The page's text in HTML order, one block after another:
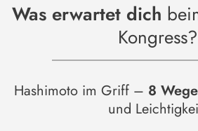
Was erwartet dich
Kongress?
Hashimoto im Griff – 8 Wege
und